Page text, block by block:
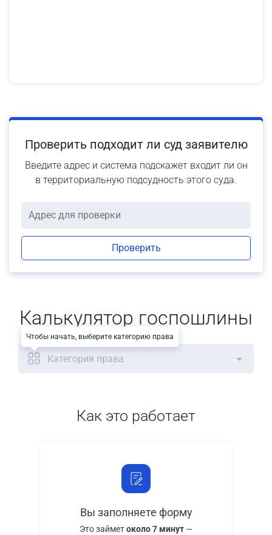
Проверить подходит ли суд заявителю
Введите адрес и система подскажет входит ли он
в территориальную подсудность этого суда.
Проверить
Калькулятор госпошлины
Категория права
Как это работает
Вы заполняете форму
Это займетоколо 7 минут —
Чтобы начать, выберите категорию права